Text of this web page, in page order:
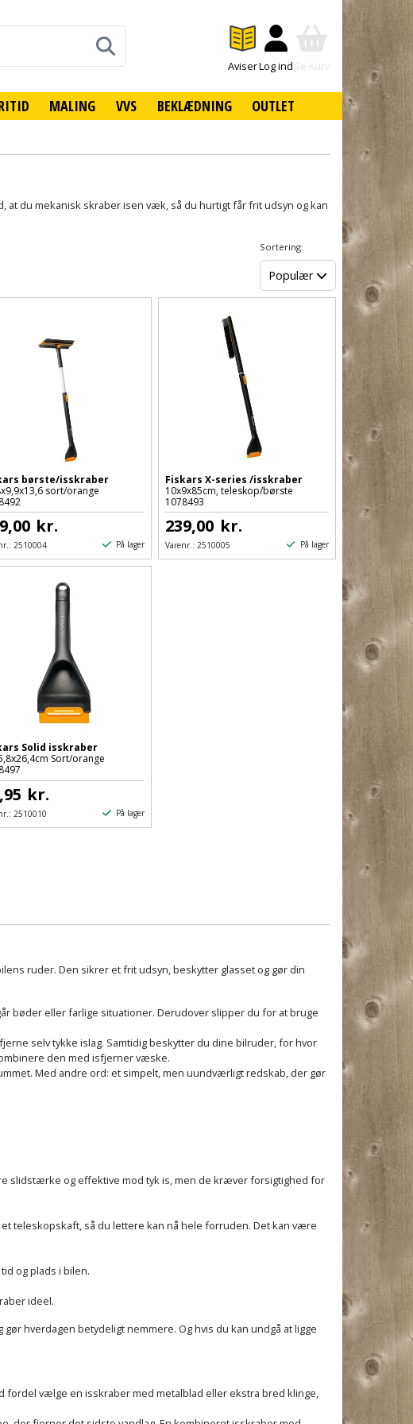
MALING VVS BEKLÆDNING OUTLET
AviserLog indSe Kurv
du mekanisk skraber isen væk, så du hurtigt får frit udsyn og kan
Sortering:
Populær
børste/isskraber
sort/orange
kr.
2510004 På lager
Fiskars X-series /isskraber
10x9x85cm, teleskop/børste
1078493
239,00 kr.
Varenr.: 2510005 På lager
Solid isskraber
Sort/orange
kr.
2510010 På lager
ruder. Den sikrer et frit udsyn, beskytter glasset og gør din
bøder eller farlige situationer. Derudover slipper du for at bruge
selv tykke islag. Samtidig beskytter du dine bilruder, for hvor
den med isfjerner væske.
Med andre ord: et simpelt, men uundværligt redskab, der gør
slidstærke og effektive mod tyk is, men de kræver forsigtighed for
teleskopskaft, så du lettere kan nå hele forruden. Det kan være
og plads i bilen.
ideel.
hverdagen betydeligt nemmere. Og hvis du kan undgå at ligge
vælge en isskraber med metalblad eller ekstra bred klinge,